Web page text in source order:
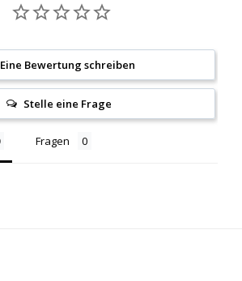
Eine Bewertung schreiben
Stelle eine Frage
Fragen